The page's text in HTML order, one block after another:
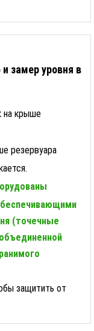
замер уровня в
на крыше
резервуара
(точечные
защитить от